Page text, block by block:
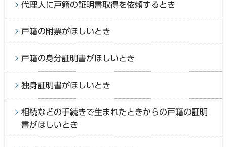
代理人に戸籍の証明書取得を依頼するとき
戸籍の附票がほしいとき
戸籍の身分証明書がほしいとき
独身証明書がほしいとき
相続などの手続きで生まれたときからの戸籍の証明
書がほしいとき